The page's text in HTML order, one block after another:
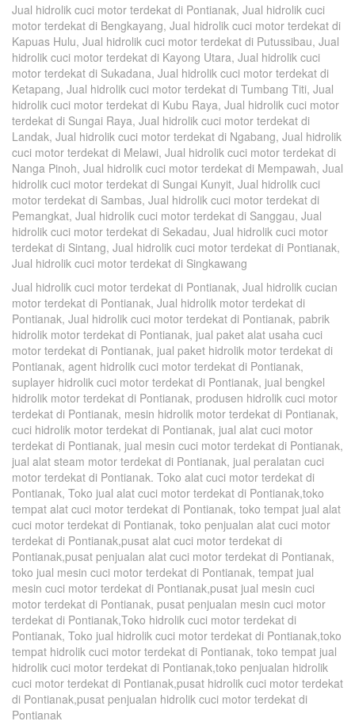
Jual hidrolik cuci motor terdekat di Pontianak, Jual hidrolik cuci
motor terdekat di Bengkayang, Jual hidrolik cuci motor terdekat di
Kapuas Hulu, Jual hidrolik cuci motor terdekat di Putussibau, Jual
hidrolik cuci motor terdekat di Kayong Utara, Jual hidrolik cuci
motor terdekat di Sukadana, Jual hidrolik cuci motor terdekat di
Ketapang, Jual hidrolik cuci motor terdekat di Tumbang Titi, Jual
hidrolik cuci motor terdekat di Kubu Raya, Jual hidrolik cuci motor
terdekat di Sungai Raya, Jual hidrolik cuci motor terdekat di
Landak, Jual hidrolik cuci motor terdekat di Ngabang, Jual hidrolik
cuci motor terdekat di Melawi, Jual hidrolik cuci motor terdekat di
Nanga Pinoh, Jual hidrolik cuci motor terdekat di Mempawah, Jual
hidrolik cuci motor terdekat di Sungai Kunyit, Jual hidrolik cuci
motor terdekat di Sambas, Jual hidrolik cuci motor terdekat di
Pemangkat, Jual hidrolik cuci motor terdekat di Sanggau, Jual
hidrolik cuci motor terdekat di Sekadau, Jual hidrolik cuci motor
terdekat di Sintang, Jual hidrolik cuci motor terdekat di Pontianak,
Jual hidrolik cuci motor terdekat di Singkawang
Jual hidrolik cuci motor terdekat di Pontianak, Jual hidrolik cucian
motor terdekat di Pontianak, Jual hidrolik motor terdekat di
Pontianak, Jual hidrolik cuci motor terdekat di Pontianak, pabrik
hidrolik motor terdekat di Pontianak, jual paket alat usaha cuci
motor terdekat di Pontianak, jual paket hidrolik motor terdekat di
Pontianak, agent hidrolik cuci motor terdekat di Pontianak,
suplayer hidrolik cuci motor terdekat di Pontianak, jual bengkel
hidrolik motor terdekat di Pontianak, produsen hidrolik cuci motor
terdekat di Pontianak, mesin hidrolik motor terdekat di Pontianak,
cuci hidrolik motor terdekat di Pontianak, jual alat cuci motor
terdekat di Pontianak, jual mesin cuci motor terdekat di Pontianak,
jual alat steam motor terdekat di Pontianak, jual peralatan cuci
motor terdekat di Pontianak. Toko alat cuci motor terdekat di
Pontianak, Toko jual alat cuci motor terdekat di Pontianak,toko
tempat alat cuci motor terdekat di Pontianak, toko tempat jual alat
cuci motor terdekat di Pontianak, toko penjualan alat cuci motor
terdekat di Pontianak,pusat alat cuci motor terdekat di
Pontianak,pusat penjualan alat cuci motor terdekat di Pontianak,
toko jual mesin cuci motor terdekat di Pontianak, tempat jual
mesin cuci motor terdekat di Pontianak,pusat jual mesin cuci
motor terdekat di Pontianak, pusat penjualan mesin cuci motor
terdekat di Pontianak,Toko hidrolik cuci motor terdekat di
Pontianak, Toko jual hidrolik cuci motor terdekat di Pontianak,toko
tempat hidrolik cuci motor terdekat di Pontianak, toko tempat jual
hidrolik cuci motor terdekat di Pontianak,toko penjualan hidrolik
cuci motor terdekat di Pontianak,pusat hidrolik cuci motor terdekat
di Pontianak,pusat penjualan hidrolik cuci motor terdekat di
Pontianak